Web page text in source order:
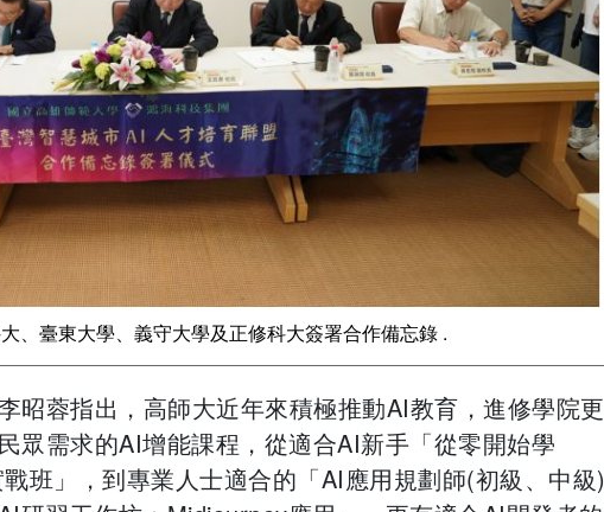
、臺東大學、義守大學及正修科大簽署合作備忘錄 .
昭蓉指出，高師大近年來積極推動AI教育，進修學院更
眾需求的AI增能課程，從適合AI新手「從零開始學
班」，到專業人士適合的「AI應用規劃師(初級、中級)